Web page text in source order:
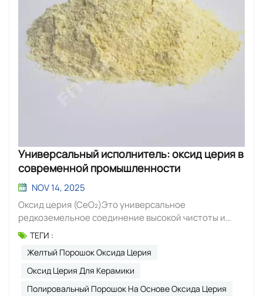
Универсальный исполнитель: оксид церия в
современной промышленности
NOV 14, 2025
Оксид церия (CeO₂)Это универсальное
редкоземельное соединение высокой чистоты и
однородного размера частиц. Оно служит
и стекла, эффективным катализатором в
автомобильных системах и мощным УФ-фильтром.
Этот материал обеспечивает исключительную
ТЕГИ :
Желтый Порошок Оксида Церия
Оксид Церия Для Керамики
Полировальный Порошок На Основе Оксида Церия